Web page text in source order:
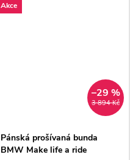
Akce
3 894 Kč
–29 %
Pánská prošívaná bunda
BMW Make life a ride